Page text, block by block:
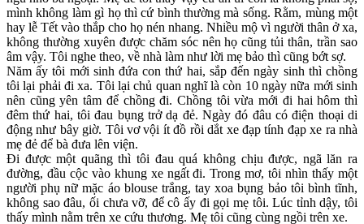
mình không làm gì họ thì cứ bình thường mà sống. Rằm, mùng một
hay lễ Tết vào thắp cho họ nén nhang. Nhiều mộ vì người thân ở xa,
không thường xuyên được chăm sóc nên họ cũng tủi thân, trần sao
âm vậy. Tôi nghe theo, về nhà làm như lời mẹ bảo thì cũng bớt sợ.
Năm ấy tôi mới sinh đứa con thứ hai, sắp đến ngày sinh thì chồng
tôi lại phải đi xa. Tôi lại chủ quan nghĩ là còn 10 ngày nữa mới sinh
nên cũng yên tâm để chồng đi. Chồng tôi vừa mới đi hai hôm thì
đêm thứ hai, tôi đau bụng trở dạ đẻ. Ngày đó đâu có điện thoại di
động như bây giờ. Tôi vơ vội ít đồ rồi dắt xe đạp tính đạp xe ra nhà
mẹ đẻ để bà đưa lên viện.
Đi được một quãng thì tôi đau quá không chịu được, ngã lăn ra
đường, đầu cộc vào khung xe ngất đi. Trong mơ, tôi nhìn thấy một
người phụ nữ mặc áo blouse trắng, tay xoa bụng bảo tôi bình tĩnh,
không sao đâu, ối chưa vỡ, để cô ấy đi gọi mẹ tôi. Lúc tỉnh dậy, tôi
thấy mình nằm trên xe cứu thương. Mẹ tôi cũng cùng ngồi trên xe.